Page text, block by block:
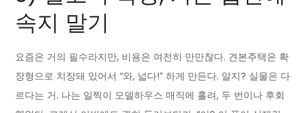
속지 말기
요즘은 거의 필수라지만, 비용은 여전히 만만찮다. 견본주택은 확
장형으로 치장돼 있어서 “와, 넓다!” 하게 만든다. 알지? 실물은 다
르다는 거. 나는 일찍이 모델하우스 매직에 홀려, 두 번이나 후회